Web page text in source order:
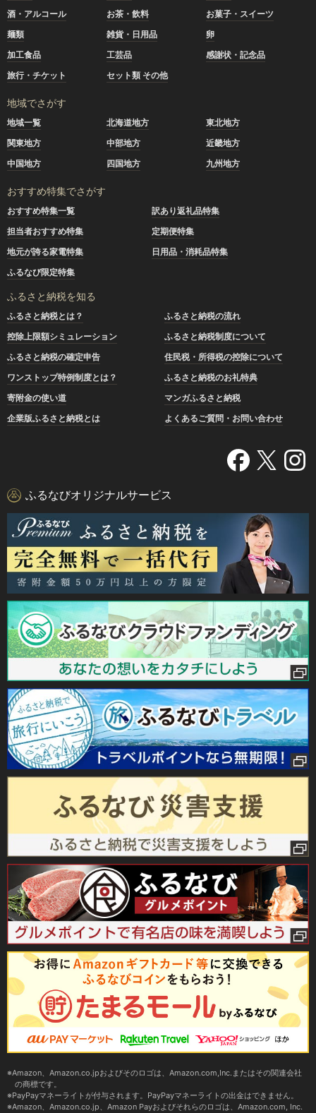
酒・アルコール
お茶・飲料
お菓子・スイーツ
麺類
雑貨・日用品
卵
加工食品
工芸品
感謝状・記念品
旅行・チケット
セット類 その他
地域でさがす
地域一覧 北海道地方
東北地方
関東地方
中部地方
近畿地方
中国地方
四国地方 九州地方
おすすめ特集でさがす
おすすめ特集一覧
訳あり返礼品特集
担当者おすすめ特集
定期便特集
地元が誇る家電特集
日用品・消耗品特集
ふるなび限定特集
ふるさと納税を知る
ふるさと納税とは？
ふるさと納税の流れ
控除上限額シミュレーション
ふるさと納税制度について
ふるさと納税の確定申告
住民税・所得税の控除について
ワンストップ特例制度とは？
ふるさと納税のお礼特典
寄附金の使い道
マンガふるさと納税
企業版ふるさと納税とは
よくあるご質問・お問い合わせ
ふるなびオリジナルサービス
Amazon、Amazon.co.jpおよびそのロゴは、Amazon.com,Inc.またはその関連会社
の商標です。
PayPayマネーライトが付与されます。PayPayマネーライトの出金はできません。
Amazon、Amazon.co.jp、Amazon Payおよびそれらのロゴは、Amazon.com, Inc.